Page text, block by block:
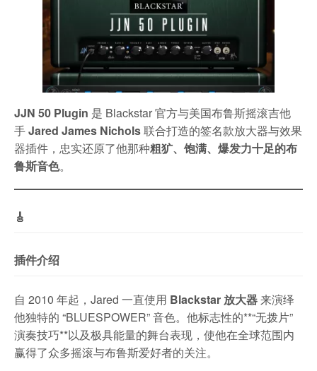
JJN 50 Plugin 是 Blackstar 官方与美国布鲁斯摇滚吉他
手Jared James Nichols联合打造的签名款放大器与效果
器插件，忠实还原了他那种粗犷、饱满、爆发力十足的布
鲁斯音色。
🎸
插件介绍
自 2010 年起，Jared 一直使用 Blackstar 放大器来演绎
他独特的 “BLUESPOWER” 音色。他标志性的**“无拨片”
演奏技巧**以及极具能量的舞台表现，使他在全球范围内
赢得了众多摇滚与布鲁斯爱好者的关注。